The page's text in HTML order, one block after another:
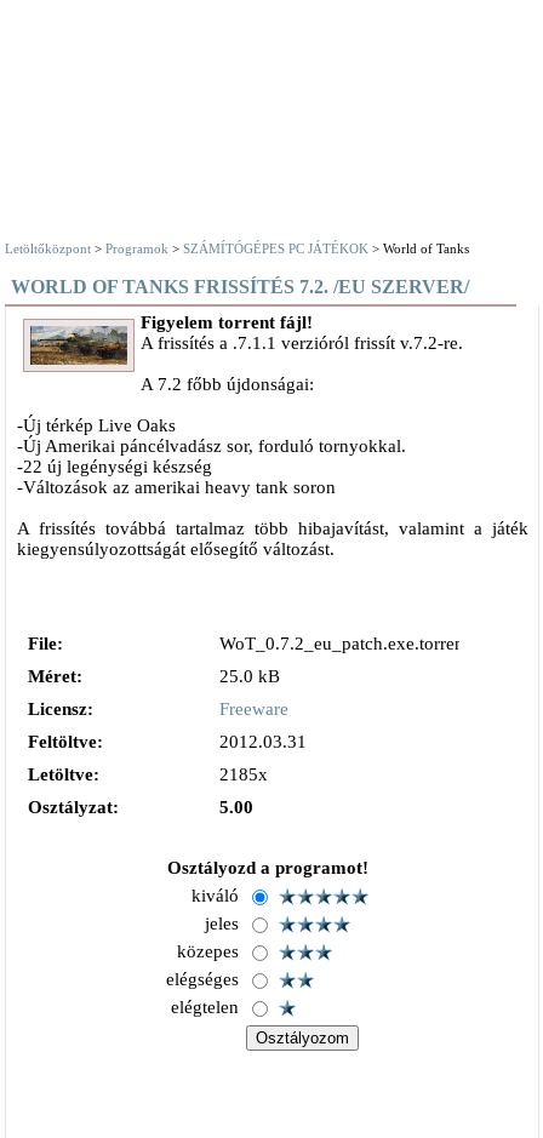
Letöltőközpont >Programok >SZÁMÍTÓGÉPES PC JÁTÉKOK > World of Tanks
WORLD OF TANKS FRISSÍTÉS 7.2. /EU SZERVER/
Figyelem torrent fájl!
A frissítés a .7.1.1 verzióról frissít v.7.2-re.
A 7.2 főbb újdonságai:
-Új térkép Live Oaks
-Új Amerikai páncélvadász sor, forduló tornyokkal.
-22 új legénységi készség
-Változások az amerikai heavy tank soron
A frissítés továbbá tartalmaz több hibajavítást, valamint a játék
kiegyensúlyozottságát elősegítő változást.
File:
WoT_0.7.2_eu_patch.exe.torrent
Méret:
25.0 kB
Licensz:
Freeware
Feltöltve:
2012.03.31
Letöltve:
2185x
Osztályzat:
5.00
Osztályozd a programot!
kiváló
jeles
közepes
elégséges
elégtelen